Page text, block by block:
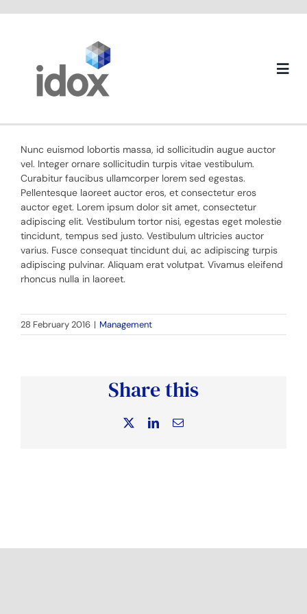
About us
Nunc euismod lobortis massa, id sollicitudin augue auctor
vel. Integer ornare sollicitudin turpis vitae vestibulum.
Curabitur faucibus ullamcorper lorem sed egestas.
Pellentesque laoreet auctor eros, et consectetur eros
auctor eget. Lorem ipsum dolor sit amet, consectetur
adipiscing elit. Vestibulum tortor nisi, egestas eget molestie
tincidunt, tempus sed justo. Vestibulum ultricies auctor
varius. Fusce consequat tincidunt dui, ac adipiscing turpis
adipiscing pulvinar. Aliquam erat volutpat. Vivamus eleifend
rhoncus nulla in laoreet.
28 February 2016 | Management
Share this
LinkedInEmail